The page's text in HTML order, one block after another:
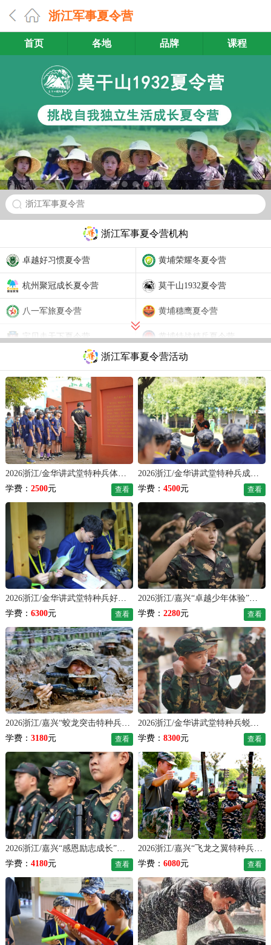
浙江军事夏令营
首页 各地 品牌 课程
浙江军事夏令营
浙江军事夏令营机构
卓越好习惯夏令营 黄埔荣耀冬夏令营
杭州聚冠成长夏令营 莫干山1932夏令营
八一军旅夏令营 黄埔穗鹰夏令营
宝贝走天下夏令营 黄埔特战精兵夏令营
杭州聚冠成长夏令营
八一军旅训练营 莫干山1932夏令营
黄埔穗鹰夏令营
浙江军事夏令营活动
2026浙江/金华讲武堂特种兵体验夏令营（7天）
学费： 2500元 查看
学费：4500元 查看
2026浙江/金华讲武堂特种兵好习惯夏令营（21天）
学费： 6300元 查看
学费：2280元 查看
2026浙江/嘉兴“蛟龙突击特种兵”夏令营（7天）
学费： 3180元 查看
2026浙江/金华讲武堂特种兵蜕变夏令营（28天）
学费：8300元 查看
2026浙江/嘉兴“感恩励志成长”夏令营（14天）
学费： 4180元 查看
学费：6080元 查看